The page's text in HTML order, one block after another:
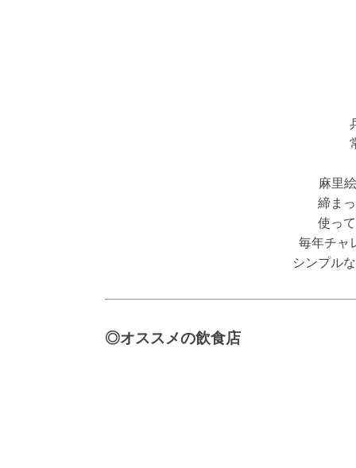
麻里
締ま
使っ
毎年チャ
シンプル
◎オススメの飲食店